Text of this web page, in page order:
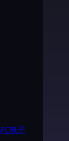
电子